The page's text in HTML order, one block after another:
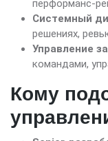
перформанс-
Системный
решениях,
Управление
командами,
Кому